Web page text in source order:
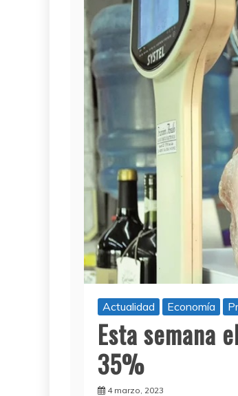
Actualidad Economía
Esta semana
35%
4 marzo, 2023